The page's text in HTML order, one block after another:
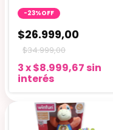
-23%OFF
$26.999,00
$34.999,00
3x$8.999,67 sin
interés